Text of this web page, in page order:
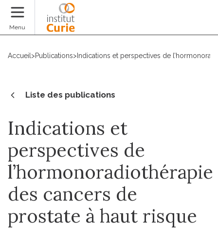
Menu
Accueil >Publications> Indications et perspectives de
Liste des publications
Indications et
perspectives de
l’hormonoradiothérapie
des cancers de
prostate à haut risque